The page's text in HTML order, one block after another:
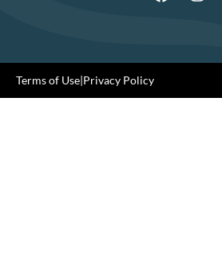
Terms of Use|Privacy Policy